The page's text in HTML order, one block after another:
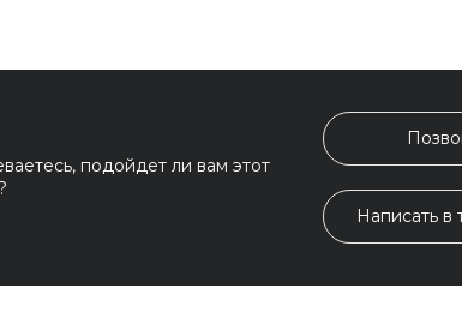
подойдет ли вам этот
Написать в